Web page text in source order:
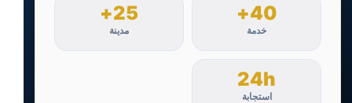
40+
خدمة
25+
مدينة
24h
استجابة